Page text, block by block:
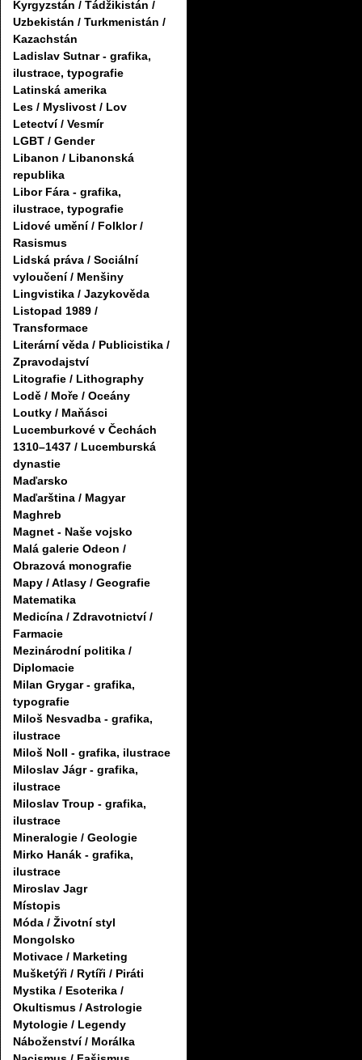
Kyrgyzstán / Tádžikistán /
Uzbekistán / Turkmenistán /
Kazachstán
Ladislav Sutnar - grafika,
ilustrace, typografie
Latinská amerika
Les / Myslivost / Lov
Letectví / Vesmír
LGBT / Gender
Libanon / Libanonská
republika
Libor Fára - grafika,
ilustrace, typografie
Lidové umění / Folklor /
Rasismus
Lidská práva / Sociální
vyloučení / Menšiny
Lingvistika / Jazykověda
Listopad 1989 /
Transformace
Literární věda / Publicistika /
Zpravodajství
Litografie / Lithography
Lodě / Moře / Oceány
Loutky / Maňásci
Lucemburkové v Čechách
1310–1437 / Lucemburská
dynastie
Maďarsko
Maďarština / Magyar
Maghreb
Magnet - Naše vojsko
Malá galerie Odeon /
Obrazová monografie
Mapy / Atlasy / Geografie
Matematika
Medicína / Zdravotnictví /
Farmacie
Mezinárodní politika /
Diplomacie
Milan Grygar - grafika,
typografie
Miloš Nesvadba - grafika,
ilustrace
Miloš Noll - grafika, ilustrace
Miloslav Jágr - grafika,
ilustrace
Miloslav Troup - grafika,
ilustrace
Mineralogie / Geologie
Mirko Hanák - grafika,
ilustrace
Miroslav Jagr
Místopis
Móda / Životní styl
Mongolsko
Motivace / Marketing
Mušketýři / Rytíři / Piráti
Mystika / Esoterika /
Okultismus / Astrologie
Mytologie / Legendy
Náboženství / Morálka